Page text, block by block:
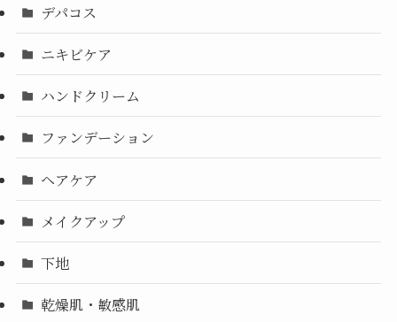
デパコス
ニキビケア
ハンドクリーム
ファンデーション
ヘアケア
メイクアップ
下地
乾燥肌・敏感肌